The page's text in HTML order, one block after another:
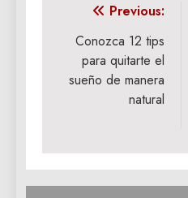
Navegación
de
entradas
Previous:
Conozca 12 tips
para quitarte el
sueño de manera
natural